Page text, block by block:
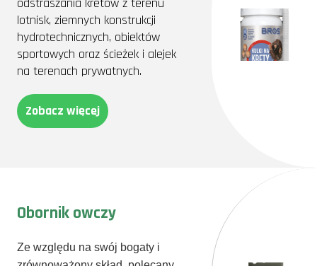
odstraszania kretów z terenu
lotnisk, ziemnych konstrukcji
hydrotechnicznych, obiektów
sportowych oraz ścieżek i alejek
na terenach prywatnych.
Zobacz więcej
Obornik owczy
Ze względu na swój bogaty i